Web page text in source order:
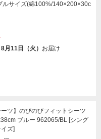
ルサイズ(綿100%/140×200×30c
月11日（火） お届け
ツ】のびのびフィットシーツ
ブルー 962065/BL [シング
ズ]